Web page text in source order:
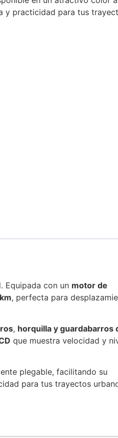
y practicidad para tus
Equipada con un motor de
, perfecta para
, horquilla y guardabarros
que muestra velocidad y
plegable, facilitando su
para tus trayectos